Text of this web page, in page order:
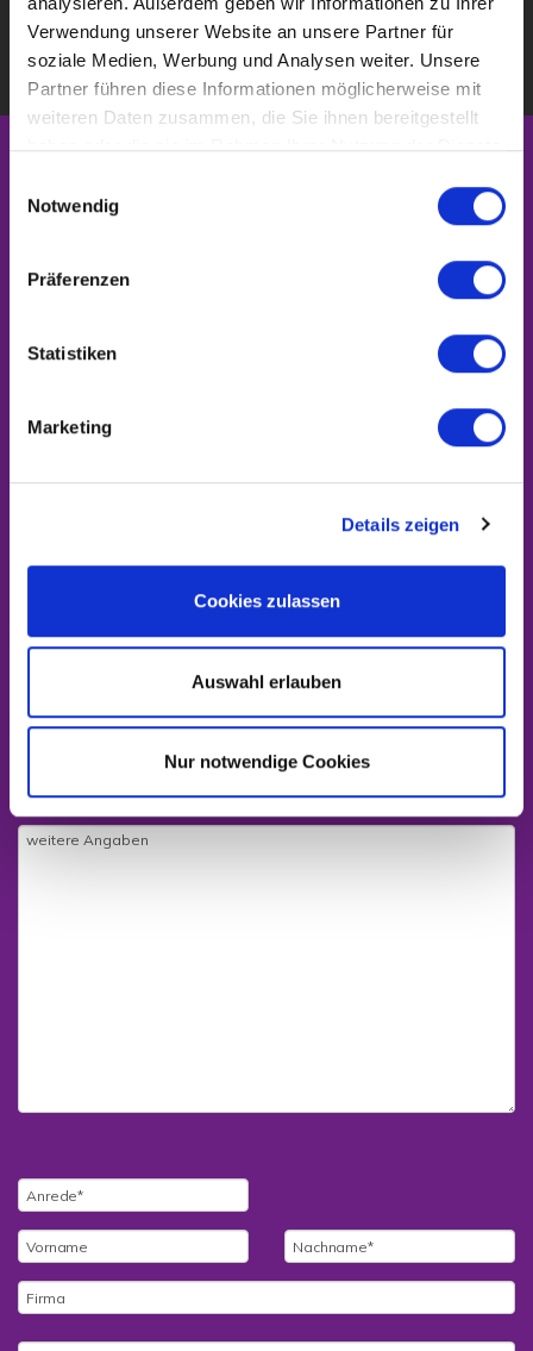
Verwendung unserer Website an unsere Partner für
soziale Medien, Werbung und Analysen weiter. Unsere
Partner führen diese Informationen möglicherweise mit
weiteren Daten zusammen, die Sie ihnen bereitgestellt
haben oder die sie im Rahmen Ihrer Nutzung der Dienste
Notwendig
Präferenzen
Statistiken
Marketing
Details zeigen
Cookies zulassen
Auswahl erlauben
Nur notwendige Cookies
Zum Datenschutz
Ihr erster Schritt zum VIP -
Senden Sie uns jetzt kostenlos und unverbindlich Ihr
Kaufgesuch. Bitte füllen Sie das untenstehende Formular
geben, desto passgenauer können wir Ihnen eine